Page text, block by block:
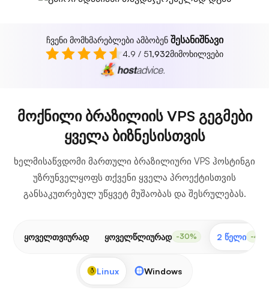
ჩვენი მომხმარებლები ამბობენ შესანიშნავი
4.9 / 51,932მიმოხილვები
მოქნილი ბრაზილიის VPS გეგმები
ყველა ბიზნესისთვის
ხელმისაწვდომი მართული ბრაზილიური VPS ჰოსტინგი
უზრუნველყოფს თქვენი ყველა პროექტისთვის
განსაკუთრებულ უწყვეტ მუშაობას და შესრულებას.
ყოველთვიურად ყოველწლიურად -30% 2 წელი -
Linux Windows